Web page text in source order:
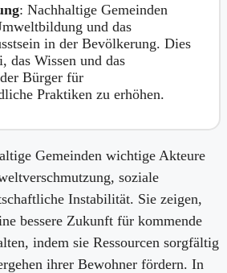
: Nachhaltige Gemeinden
und das
in der Bevölkerung. Dies
das Wissen und das
Bürger für
Praktiken zu erhöhen.
Gemeinden wichtige Akteure
soziale
Instabilität. Sie zeigen,
bessere Zukunft für kommende
indem sie Ressourcen sorgfältig
ihrer Bewohner fördern. In